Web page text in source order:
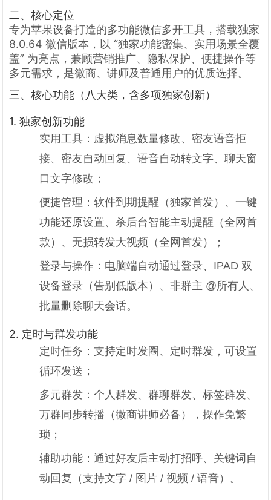
二、核心定位
专为苹果设备打造的多功能微信多开工具，搭载独家
8.0.64 微信版本，以 “独家功能密集、实用场景全覆
盖” 为亮点，兼顾营销推广、隐私保护、便捷操作等
多元需求，是微商、讲师及普通用户的优质选择。
三、核心功能（八大类，含多项独家创新）
1. 独家创新功能
实用工具：虚拟消息数量修改、密友语音拒
接、密友自动回复、语音自动转文字、聊天窗
口文字修改；
便捷管理：软件到期提醒（独家首发）、一键
功能还原设置、杀后台智能主动提醒（全网首
款）、无损转发大视频（全网首发）；
登录与操作：电脑端自动通过登录、IPAD 双
设备登录（告别低版本）、非群主 @所有人、
批量删除聊天会话。
2. 定时与群发功能
定时任务：支持定时发圈、定时群发，可设置
循环发送；
多元群发：个人群发、群聊群发、标签群发、
万群同步转播（微商讲师必备），操作免繁
琐；
辅助功能：通过好友后主动打招呼、关键词自
动回复（支持文字 / 图片 / 视频 / 语音）。